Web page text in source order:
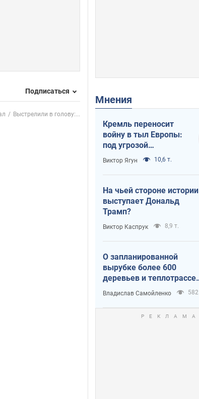
Подписаться
Выстрелили в голову:...
Мнения
Кремль переносит
войну в тыл Европы:
под угрозой
критическая
логистика
Виктор Ягун 10,6 т.
На чьей стороне истории
выступает Дональд
Трамп?
Виктор Каспрук 8,9 т.
О запланированной
вырубке более 600
деревьев и теплотрассе:
что происходит на
Теремках в Киеве
Владислав Самойленко 582